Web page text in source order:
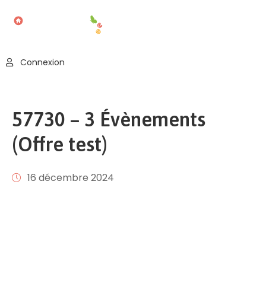
Offres
Publier
Connexion
57730 – 3 Évènements
(Offre test)
16 décembre 2024